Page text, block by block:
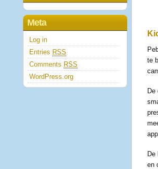
te
De
De
en
Meta
Log in
Entries RSS
Comments RSS
WordPress.org